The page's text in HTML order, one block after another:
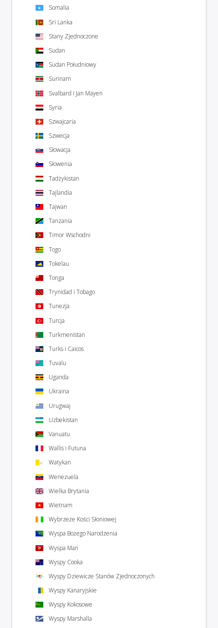
Somalia
Sri Lanka
Stany Zjednoczone
Sudan
Sudan Południowy
Surinam
Svalbard i Jan Mayen
Syria
Szwajcaria
Szwecja
Słowacja
Słowenia
Tadżykistan
Tajlandia
Tajwan
Tanzania
Timor Wschodni
Togo
Tokelau
Tonga
Trynidad i Tobago
Tunezja
Turcja
Turkmenistan
Turks i Caicos
Tuvalu
Uganda
Ukraina
Urugwaj
Uzbekistan
Vanuatu
Wallis i Futuna
Watykan
Wenezuela
Wielka Brytania
Wietnam
Wybrzeże Kości Słoniowej
Wyspa Bożego Narodzenia
Wyspa Man
Wyspy Cooka
Wyspy Dziewicze Stanów Zjednoczonych
Wyspy Kanaryjskie
Wyspy Kokosowe
Wyspy Marshalla